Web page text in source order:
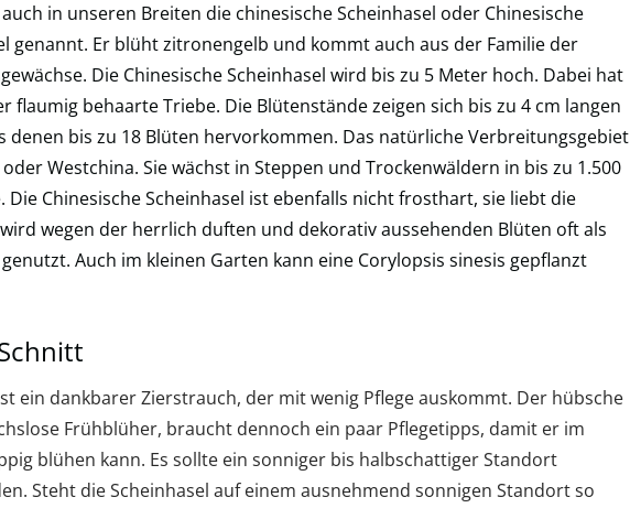
in unseren Breiten die chinesische Scheinhasel oder Chinesische
genannt. Er blüht zitronengelb und kommt auch aus der Familie der
Die Chinesische Scheinhasel wird bis zu 5 Meter hoch. Dabei hat
flaumig behaarte Triebe. Die Blütenstände zeigen sich bis zu 4 cm langen
denen bis zu 18 Blüten hervorkommen. Das natürliche Verbreitungsgebiet
Westchina. Sie wächst in Steppen und Trockenwäldern in bis zu 1.500
Die Chinesische Scheinhasel ist ebenfalls nicht frosthart, sie liebt die
wegen der herrlich duften und dekorativ aussehenden Blüten oft als
Auch im kleinen Garten kann eine Corylopsis sinesis gepflanzt
ein dankbarer Zierstrauch, der mit wenig Pflege auskommt. Der hübsche
Frühblüher, braucht dennoch ein paar Pflegetipps, damit er im
blühen kann. Es sollte ein sonniger bis halbschattiger Standort
Steht die Scheinhasel auf einem ausnehmend sonnigen Standort so